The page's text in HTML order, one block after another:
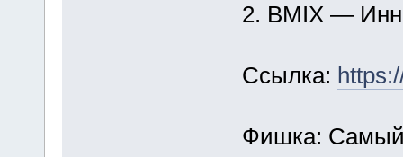
2. BMIX —
Ссылка:
Фишка: Самый